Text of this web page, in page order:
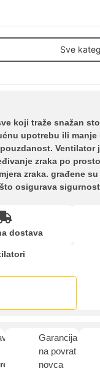
Sve
koji traže snažan
upotrebu ili manje
Ventilator
zraka po
zraka. građene
osigurava
dostava
Garancija
na povrat
novca